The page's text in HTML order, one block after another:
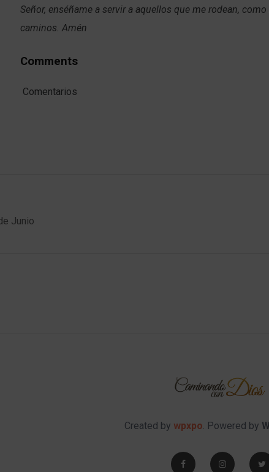
Señor, enséñame a servir a aquellos que me rodean,
caminos. Amén
Comments
Comentarios
Junio
Created by wpxpo. Powered by